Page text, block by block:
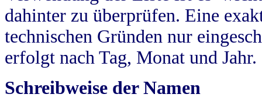
dahinter zu überprüfen. Eine
technischen Gründen nur
erfolgt nach Tag, Monat und Jahr.
Schreibweise der Namen